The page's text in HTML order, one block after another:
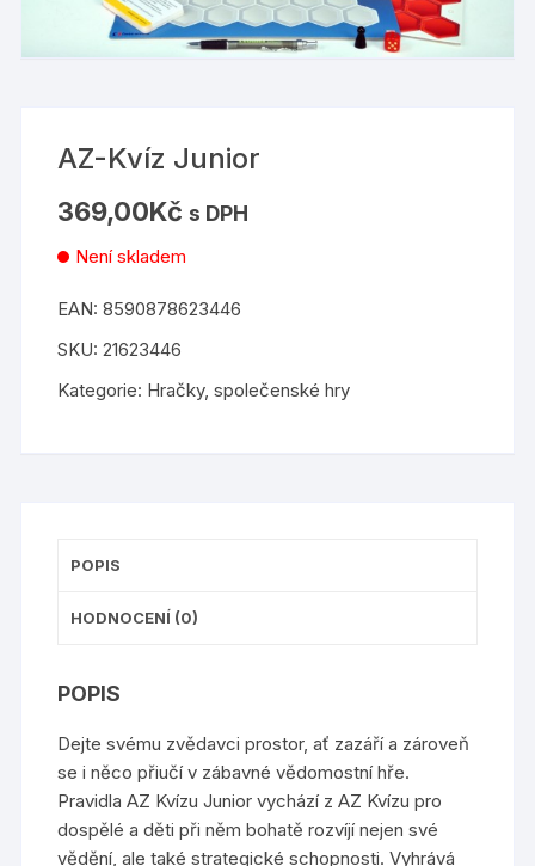
AZ-Kvíz Junior
369,00Kč s DPH
Není skladem
EAN:8590878623446
SKU:21623446
Kategorie: Hračky,společenské hry
POPIS
HODNOCENÍ (0)
POPIS
Dejte svému zvědavci prostor, ať zazáří a zároveň
se i něco přiučí v zábavné vědomostní hře.
Pravidla AZ Kvízu Junior vychází z AZ Kvízu pro
dospělé a děti při něm bohatě rozvíjí nejen své
vědění, ale také strategické schopnosti. Vyhrává